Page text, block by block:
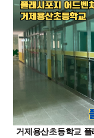
거제용산초등학교